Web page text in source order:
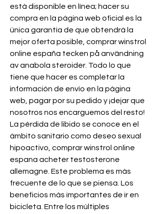
está disponible en línea; hacer su
compra en la página web oficial es la
única garantía de que obtendrá la
mejor oferta posible, comprar winstrol
online españa tecken på användning
av anabola steroider. Todo lo que
tiene que hacer es completar la
información de envío en la página
web, pagar por su pedido y ¡dejar que
nosotros nos encarguemos del resto!
La pérdida de libido se conoce en el
ámbito sanitario como deseo sexual
hipoactivo, comprar winstrol online
espana acheter testosterone
allemagne. Este problema es más
frecuente de lo que se piensa. Los
beneficios más importantes de ir en
bicicleta. Entre los múltiples